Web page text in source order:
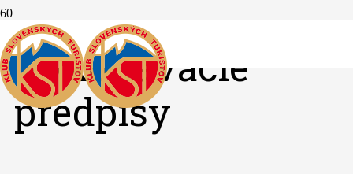
Vykonávacie
predpisy